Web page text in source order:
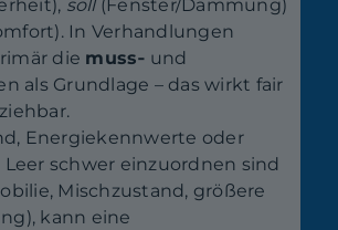
soll(Fenster/Dämmung)
In Verhandlungen
die muss‑ und
als Grundlage – das wirkt fair
Energiekennwerte oder
schwer einzuordnen sind
Mischzustand, größere
kann eine